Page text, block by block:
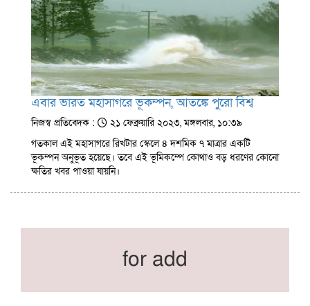
এবার ভারত মহাসাগরে ভূকম্পন, আতঙ্কে পুরো বিশ্ব
নিজস্ব প্রতিবেদক :
২১ ফেব্রুয়ারি ২০২৩, মঙ্গলবার, ১০:৩৯
গতকাল এই মহাসাগরে রিখটার স্কেলে ৪ দশমিক ৭ মাত্রার একটি
ভূকম্পন অনুভূত হয়েছে। তবে এই ভূমিকম্পে কোথাও বড় ধরণের কোনো
ক্ষতির খবর পাওয়া যায়নি।
for add